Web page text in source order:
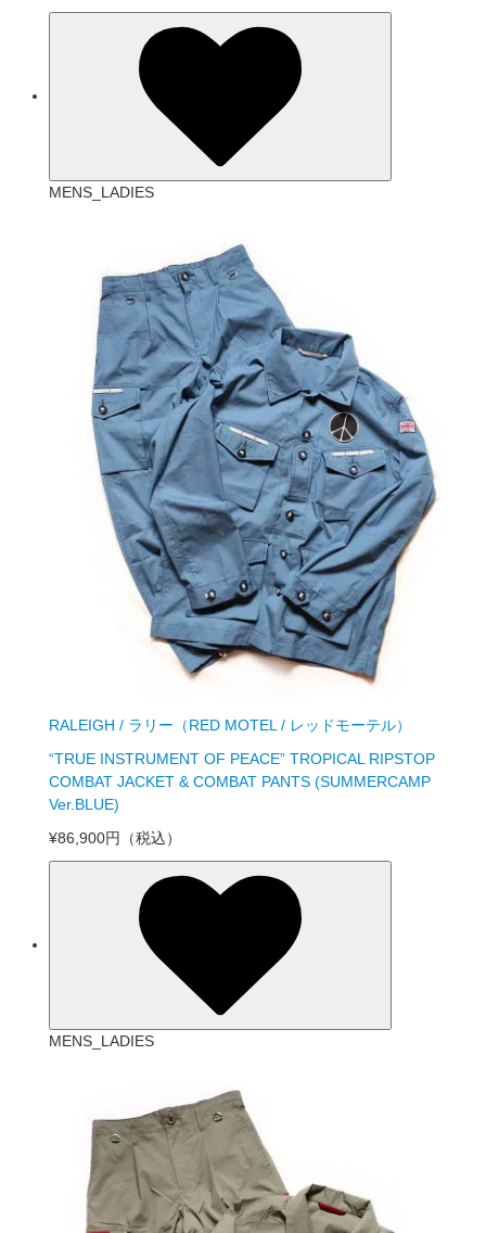
MENS_LADIES
RALEIGH / ラリー（RED MOTEL / レッドモーテル）
“TRUE INSTRUMENT OF PEACE” TROPICAL RIPSTOP
COMBAT JACKET & COMBAT PANTS (SUMMERCAMP
Ver.BLUE)
¥86,900円
（税込）
MENS_LADIES